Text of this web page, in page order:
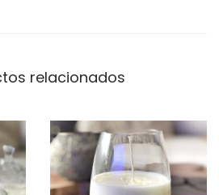
relacionados